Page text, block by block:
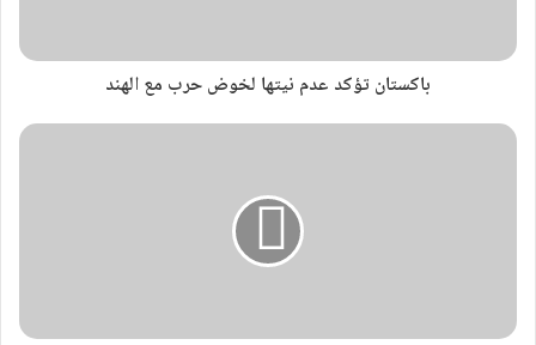
باكستان تؤكد عدم نيتها لخوض حرب مع الهند